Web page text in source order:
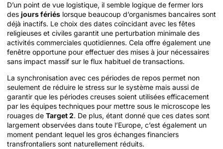
D’un point de vue logistique, il semble logique de fermer lors
des jours fériés lorsque beaucoup d’organismes bancaires sont
déjà inactifs. Le choix des dates coïncidant avec les fêtes
religieuses et civiles garantit une perturbation minimale des
activités commerciales quotidiennes. Cela offre également une
fenêtre opportune pour effectuer des mises à jour nécessaires
sans impact massif sur le flux habituel de transactions.
La synchronisation avec ces périodes de repos permet non
seulement de réduire le stress sur le système mais aussi de
garantir que les périodes creuses soient utilisées efficacement
par les équipes techniques pour mettre sous le microscope les
rouages de Target 2. De plus, étant donné que ces dates sont
largement observées dans toute l’Europe, c’est également un
moment pendant lequel les gros échanges financiers
transfrontaliers sont naturellement réduits.